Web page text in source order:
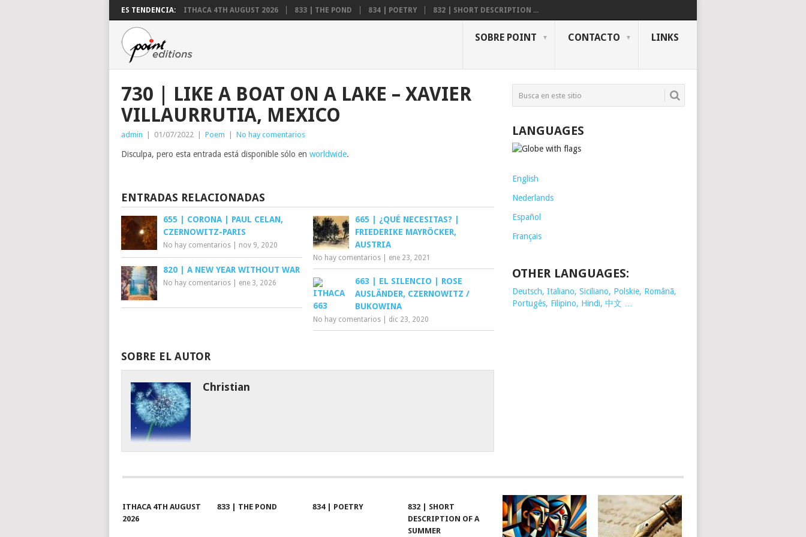
ES TENDENCIA: ITHACA 4TH AUGUST 2026 833 | THE POND 834 | POETRY 832 | SHORT DESCRIPTION ...
SOBRE POINT CONTACTO LINKS
730 | LIKE A BOAT ON A LAKE – XAVIER
VILLAURRUTIA, MEXICO
admin 01/07/2022 Poem No hay comentarios
Disculpa, pero esta entrada está disponible sólo en worldwide.
ENTRADAS RELACIONADAS
655 | CORONA | PAUL CELAN,
CZERNOWITZ-PARIS
No hay comentarios nov 9, 2020
665 | ¿QUÉ NECESITAS? |
FRIEDERIKE MAYRÖCKER,
AUSTRIA
No hay comentarios ene 23, 2021
820 | A NEW YEAR WITHOUT WAR
No hay comentarios ene 3, 2026
663 | EL SILENCIO | ROSE
AUSLÄNDER, CZERNOWITZ /
BUKOWINA
No hay comentarios dic 23, 2020
SOBRE EL AUTOR
Christian
LANGUAGES
English
Nederlands
Español
Français
OTHER LANGUAGES:
Deutsch, Italiano, Siciliano, Polskie, Românã,
Portugês, Filipino, Hindi, 中文 …
ITHACA 4TH AUGUST
2026
833 | THE POND 834 | POETRY
832 | SHORT
DESCRIPTION OF A
SUMMER